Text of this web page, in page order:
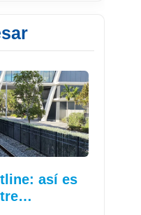
así es